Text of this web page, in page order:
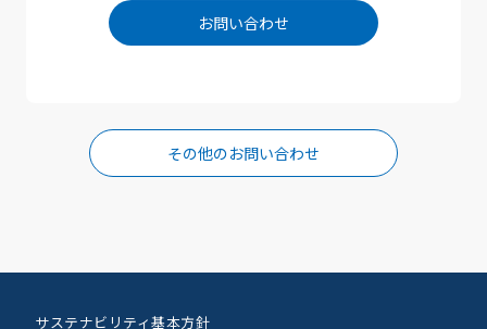
お問い合わせ
その他のお問い合わせ
サステナビリティ基本方針